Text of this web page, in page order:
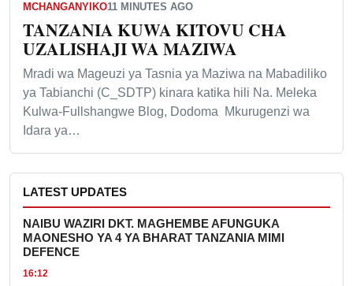
MCHANGANYIKO11 MINUTES AGO
TANZANIA KUWA KITOVU CHA
UZALISHAJI WA MAZIWA
Mradi wa Mageuzi ya Tasnia ya Maziwa na Mabadiliko
ya Tabianchi (C_SDTP) kinara katika hili Na. Meleka
Kulwa-Fullshangwe Blog, Dodoma Mkurugenzi wa
Idara ya…
LATEST UPDATES
NAIBU WAZIRI DKT. MAGHEMBE AFUNGUKA
MAONESHO YA 4 YA BHARAT TANZANIA MIMI
DEFENCE
16:12